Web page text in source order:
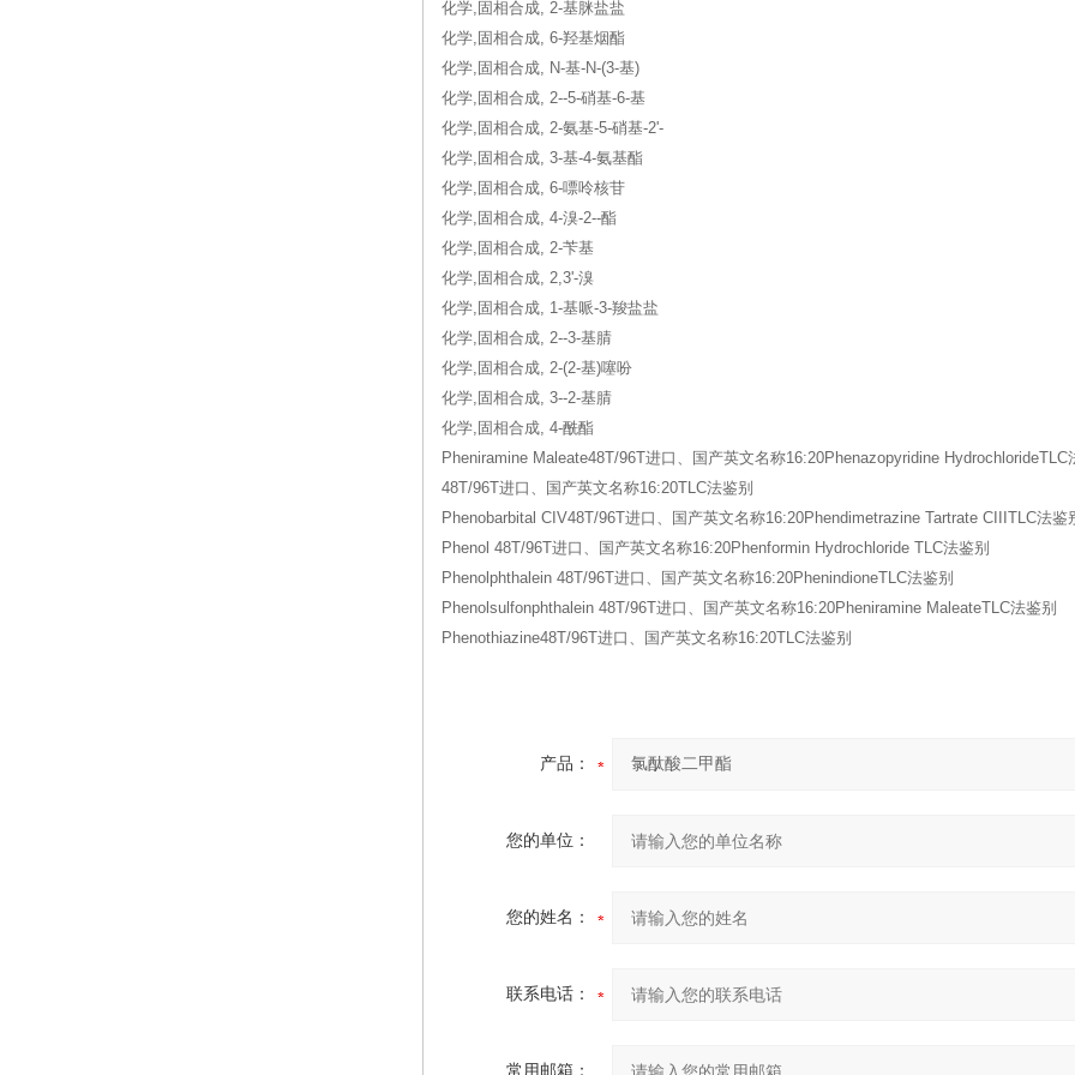
化学,固相合成, 2-基脒盐盐
化学,固相合成, 6-羟基烟酯
化学,固相合成, N-基-N-(3-基)
化学,固相合成, 2--5-硝基-6-基
化学,固相合成, 2-氨基-5-硝基-2'-
化学,固相合成, 3-基-4-氨基酯
化学,固相合成, 6-嘌呤核苷
化学,固相合成, 4-溴-2--酯
化学,固相合成, 2-苄基
化学,固相合成, 2,3'-溴
化学,固相合成, 1-基哌-3-羧盐盐
化学,固相合成, 2--3-基腈
化学,固相合成, 2-(2-基)噻吩
化学,固相合成, 3--2-基腈
化学,固相合成, 4-酰酯
Pheniramine Maleate48T/96T进口、国产英文名称16:20Phenazopyridine HydrochlorideTLC
48T/96T进口、国产英文名称16:20TLC法鉴别
Phenobarbital CIV48T/96T进口、国产英文名称16:20Phendimetrazine Tartrate CIIITLC法鉴
Phenol 48T/96T进口、国产英文名称16:20Phenformin Hydrochloride TLC法鉴别
Phenolphthalein 48T/96T进口、国产英文名称16:20PhenindioneTLC法鉴别
Phenolsulfonphthalein 48T/96T进口、国产英文名称16:20Pheniramine MaleateTLC法鉴别
Phenothiazine48T/96T进口、国产英文名称16:20TLC法鉴别
产品：
您的单位：
您的姓名：
联系电话：
常用邮箱：